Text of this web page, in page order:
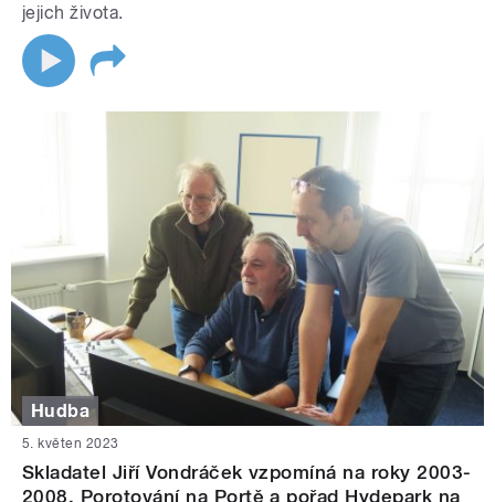
jejich života.
Hudba
5. květen 2023
Skladatel Jiří Vondráček vzpomíná na roky 2003-
2008. Porotování na Portě a pořad Hydepark na